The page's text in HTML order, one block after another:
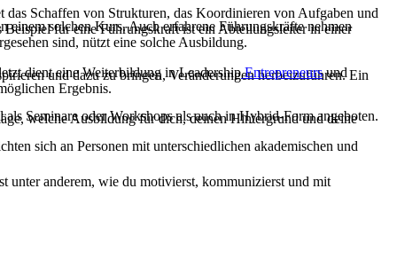
Schaffen von Strukturen, das Koordinieren von Aufgaben und
für eine Führungskraft ist ein Abteilungsleiter in einer
und dazu zu bringen, Veränderungen herbeizuführen. Ein
unter anderem, wie du motivierst, kommunizierst und mit
solchen Kurs. Auch erfahrene Führungskräfte nehmen
sind, nützt eine solche Ausbildung.
dient eine Weiterbildung in Leadership Entrepreneursund
Ergebnis.
welche Ausbildung für dich, deinen Hintergrund und deine
Seminare oder Workshops als auch in Hybrid-Form angeboten.
sich an Personen mit unterschiedlichen akademischen und